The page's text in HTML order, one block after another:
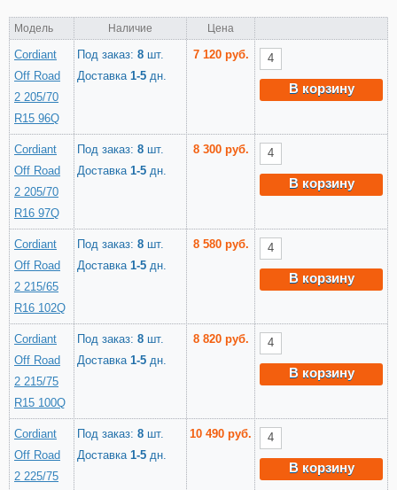
Модель Наличие Цена
Cordiant
Off Road
2 205/70
R15 96Q
Под заказ: 8 шт.
Доставка 1-5 дн.
7 120 руб.
В корзину
Cordiant
Off Road
2 205/70
R16 97Q
Под заказ: 8 шт.
Доставка 1-5 дн.
8 300 руб.
В корзину
Cordiant
Off Road
2 215/65
R16 102Q
Под заказ: 8 шт.
Доставка 1-5 дн.
8 580 руб.
В корзину
Cordiant
Off Road
2 215/75
R15 100Q
Под заказ: 8 шт.
Доставка 1-5 дн.
8 820 руб.
В корзину
Cordiant
Off Road
2 225/75
Под заказ: 8 шт.
Доставка 1-5 дн.
10 490 руб.
В корзину